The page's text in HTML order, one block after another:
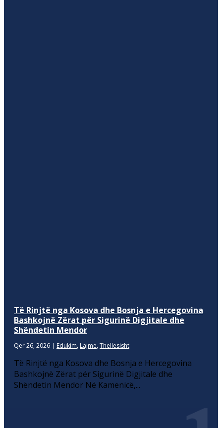
Të Rinjtë nga Kosova dhe Bosnja e Hercegovina
Bashkojnë Zërat për Sigurinë Digjitale dhe
Shëndetin Mendor
Qer 26, 2026 | Edukim, Lajme, Thellesisht
Të Rinjtë nga Kosova dhe Bosnja e Hercegovina
Bashkojnë Zërat për Sigurinë Digjitale dhe
Shëndetin Mendor Në Kamenicë,...